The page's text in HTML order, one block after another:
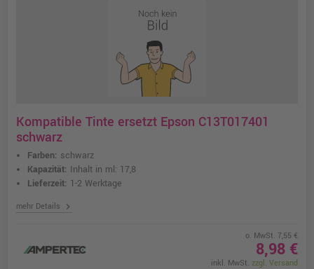
Kompatible Tinte ersetzt Epson C13T017401
schwarz
Farben: schwarz
Kapazität: Inhalt in ml: 17,8
Lieferzeit: 1-2 Werktage
mehr Details chevron_right
o. MwSt. 7,55 €
8,98 €
inkl. MwSt. zzgl. Versand